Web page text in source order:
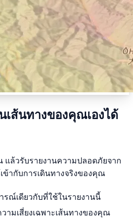
เส้นทางของคุณเองได้
แล้วรับรายงานความปลอดภัยจาก
ข้ากับการเดินทางจริงของคุณ
รณ์เดียวกับที่ใช้ในรายงานนี้
ามเสี่ยงเฉพาะเส้นทางของคุณ